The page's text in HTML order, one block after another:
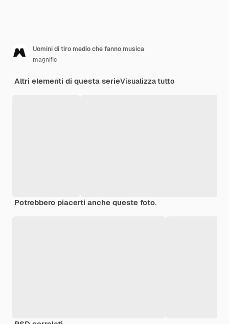
Uomini di tiro medio che fanno musica
magnific
Altri elementi di questa serieVisualizza tutto
Potrebbero piacerti anche queste foto.